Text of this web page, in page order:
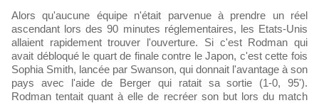
Alors qu'aucune équipe n'était parvenue à prendre un réel
ascendant lors des 90 minutes réglementaires, les Etats-Unis
allaient rapidement trouver l'ouverture. Si c'est Rodman qui
avait débloqué le quart de finale contre le Japon, c'est cette fois
Sophia Smith, lancée par Swanson, qui donnait l'avantage à son
pays avec l'aide de Berger qui ratait sa sortie (1-0, 95').
Rodman tentait quant à elle de recréer son but lors du match